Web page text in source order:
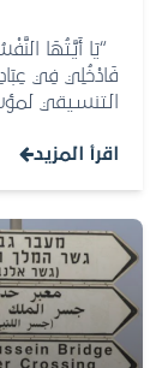
“يَا أَيَّتُهَا
فَادْخُلِي فِي
التنسيقي
اقرأ المزيد